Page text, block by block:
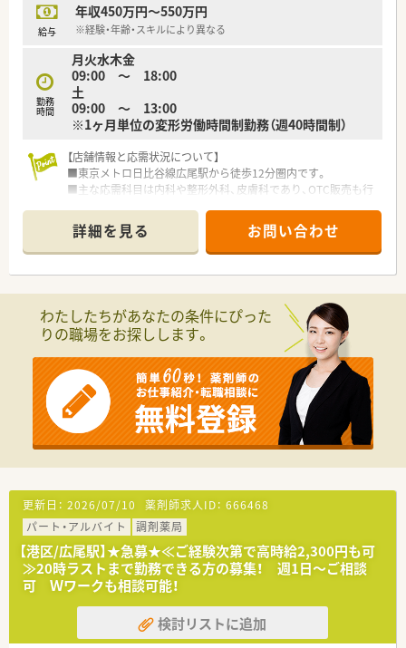
給与
年収450万円～550万円
※経験・年齢・スキルにより異なる
勤務
時間
月火水木金
09:00 ～ 18:00
土
09:00 ～ 13:00
※1ヶ月単位の変形労働時間制勤務（週40時間制）
【店舗情報と応需状況について】
■東京メトロ日比谷線広尾駅から徒歩12分圏内です。
■主な応需科目は内科や整形外科、皮膚科であり、OTC販売も行
■1日あたり30枚から40枚の処方箋を応需しており、薬剤師2名
体制で業務にあたっています。
【募集背景と求める人物像について】
■患者様第一の心構えで、何事にも向上心を持って業務に取り組
める方を求めています。
■質の高い服薬指導を通じて、薬剤師としての専門性を高めたい
方にも最適です。
【求人情報について】
■年間休日110日に加え、調剤薬剤師職能拡大休暇が7日間あり、
年間休日が充実しています。
■残業代は1分単位で支給されるため、サービス残業は一切発生
しません。
く働ける環境です。
【勤務実態について】
■一人あたりの処方箋枚数は約20枚とゆとりがあり、患者様と
じっくり向き合えます。
■ラウンダー薬剤師が20名以上在籍しており、急な欠勤時も応
援体制が万全です。
■調剤薬局とOTCは分離申請されているため、調剤業務に集中で
きる環境です。
詳細を見る お問い合わせ
わたしたちがあなたの条件にぴった
りの職場をお探しします。
更新日： 2026/07/10 薬剤師求人ID： 666468
パート・アルバイト
調剤薬局
【港区/広尾駅】★急募★≪ご経験次第で高時給2,300円も可
≫20時ラストまで勤務できる方の募集！ 週1日～ご相談
可 Ｗワークも相談可能！
検討リストに追加